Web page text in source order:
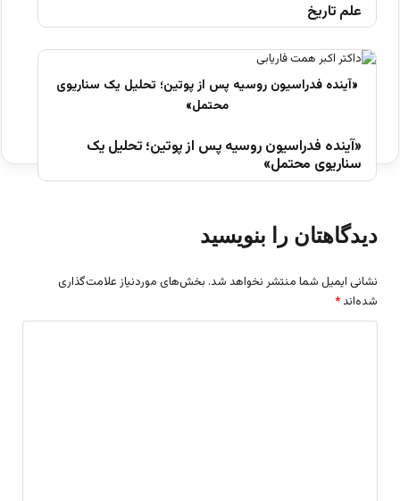
علم تاریخ
«آینده فدراسیون روسیه پس از پوتین؛ تحلیل یک
سناریوی محتمل»
دیدگاهتان را بنویسید
نشانی ایمیل شما منتشر نخواهد شد. بخش‌های موردنیاز علامت‌گذاری
شده‌اند *